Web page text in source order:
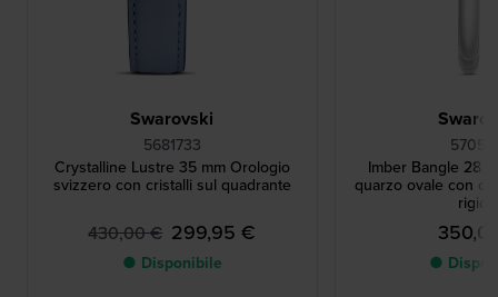
Swarovski
5681733
Crystalline Lustre 35 mm Orologio
svizzero con cristalli sul quadrante
430,00 € 299,95 €
● Disponibile
Imber Bangle 28
quarzo ovale con
●